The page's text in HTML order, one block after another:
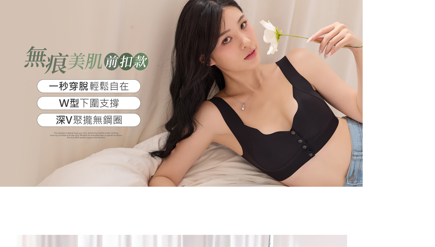
２．關於個人資料處理事宜，請瀏覽以下網址：
https://aftee.tw/terms/#terms3
３．未成年的使用者請事先徵得法定代理人或監護人之同意方可使用
「AFTEE先享後付」，若未經同意申辦者引起之損失，本公司不負相關責
４．使用「AFTEE先享後付」時，將依據個別帳號之用戶狀況，依本公司
即時審查核予不同之上限額度；若仍有額度不足之情形，本公司將視審查
結果請求用戶進行身份認證。
５．嚴禁一人註冊多個帳號或使用他人資訊註冊。若發現惡意使用之情
形，恩沛科技股份有限公司將有權停止該用戶之使用額度並採取法律行
每筆NT$80，滿NT$799(含以上)免運費
7-11取貨付款
每筆NT$80，滿NT$799(含以上)免運費
付款後7-11取貨
每筆NT$80，滿NT$799(含以上)免運費
7-11取貨(快速到店)
每筆NT$90
宅配/離島不配送
每筆NT$80，滿NT$890(含以上)免運費
黑貓貨到付款
每筆NT$120
國家/地區配送 查看運費
✨無鋼圈ღ 釋壓零束縛挺立有型